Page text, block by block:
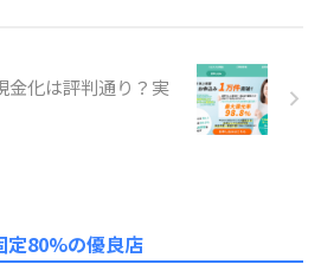
金化は評判通り？実
定80%の優良店